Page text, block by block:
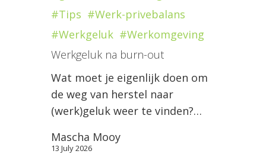
#Tips #Werk-privebalans
#Werkgeluk #Werkomgeving
Werkgeluk na burn-out
Wat moet je eigenlijk doen om
de weg van herstel naar
(werk)geluk weer te vinden?…
Mascha Mooy
13 July 2026